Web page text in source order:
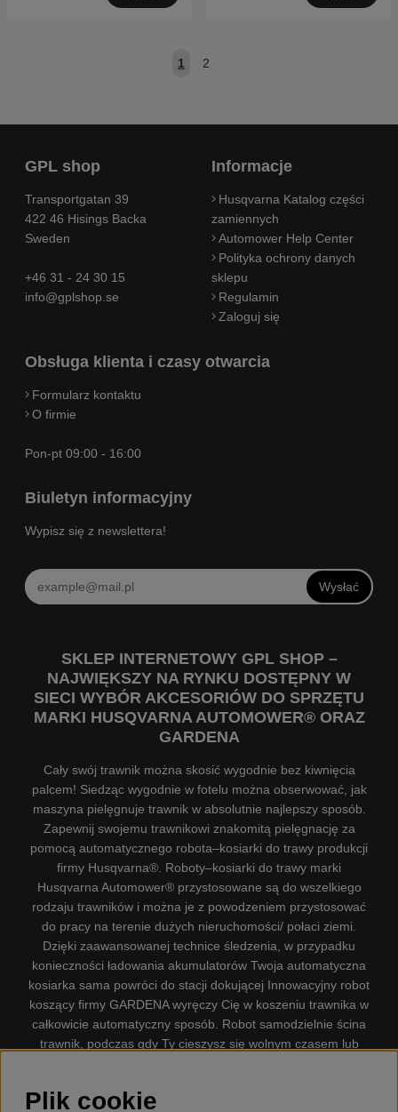
1 2
GPL shop
Transportgatan 39
422 46 Hisings Backa
Sweden
+46 31 - 24 30 15
info@gplshop.se
Informacje
Husqvarna Katalog części
zamiennych
Automower Help Center
Polityka ochrony danych
sklepu
Regulamin
Zaloguj się
Obsługa klienta i czasy otwarcia
Formularz kontaktu
O firmie
Pon-pt 09:00 - 16:00
Biuletyn informacyjny
Wypisz się z newslettera!
Wysłać
SKLEP INTERNETOWY GPL SHOP –
NAJWIĘKSZY NA RYNKU DOSTĘPNY W
SIECI WYBÓR AKCESORIÓW DO SPRZĘTU
MARKI HUSQVARNA AUTOMOWER® ORAZ
GARDENA
Cały swój trawnik można skosić wygodnie bez kiwnięcia
palcem! Siedząc wygodnie w fotelu można obserwować, jak
maszyna pielęgnuje trawnik w absolutnie najlepszy sposób.
Zapewnij swojemu trawnikowi znakomitą pielęgnację za
pomocą automatycznego robota–kosiarki do trawy produkcji
firmy Husqvarna®. Roboty–kosiarki do trawy marki
Husqvarna Automower® przystosowane są do wszelkiego
rodzaju trawników i można je z powodzeniem przystosować
do pracy na terenie dużych nieruchomości/ połaci ziemi.
Dzięki zaawansowanej technice śledzenia, w przypadku
konieczności ładowania akumulatorów Twoja automatyczna
kosiarka sama powróci do stacji dokującej Innowacyjny robot
koszący firmy GARDENA wyręczy Cię w koszeniu trawnika w
całkowicie automatyczny sposób. Robot samodzielnie ścina
trawnik, podczas gdy Ty cieszysz się wolnym czasem lub
dostępną na rynku. Firma nasza dysponuje. Gplshop
Plik cookie